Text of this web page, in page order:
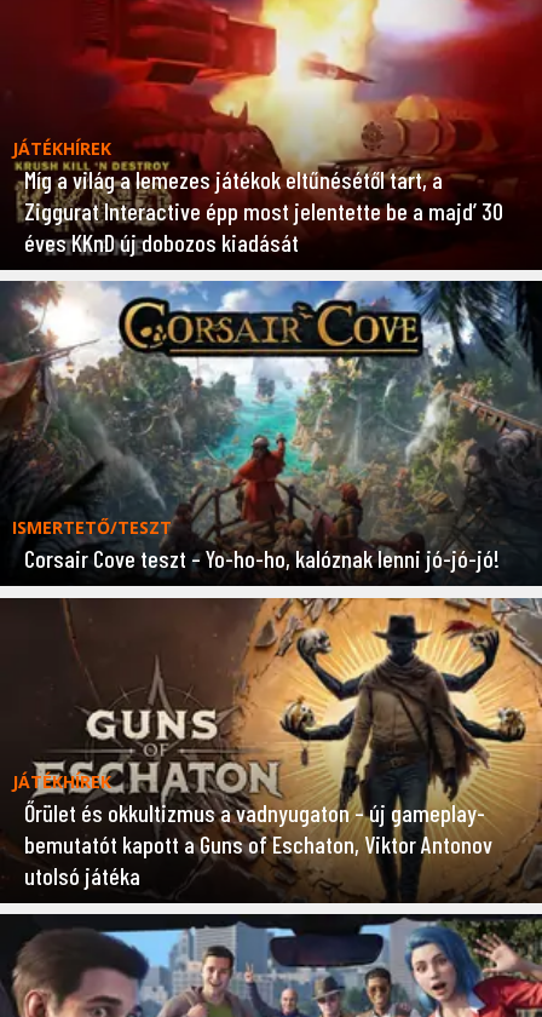
JÁTÉKHÍREK
Míg a világ a lemezes játékok eltűnésétől tart, a
Ziggurat Interactive épp most jelentette be a majd’ 30
éves KKnD új dobozos kiadását
ISMERTETŐ/TESZT
Corsair Cove teszt – Yo-ho-ho, kalóznak lenni jó-jó-jó!
JÁTÉKHÍREK
Őrület és okkultizmus a vadnyugaton – új gameplay-
bemutatót kapott a Guns of Eschaton, Viktor Antonov
utolsó játéka